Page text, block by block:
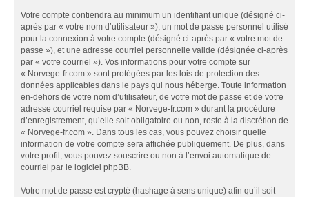
Votre compte contiendra au minimum un identifiant unique (désigné ci-
après par « votre nom d’utilisateur »), un mot de passe personnel utilisé
pour la connexion à votre compte (désigné ci-après par « votre mot de
passe »), et une adresse courriel personnelle valide (désignée ci-après
par « votre courriel »). Vos informations pour votre compte sur
« Norvege-fr.com » sont protégées par les lois de protection des
données applicables dans le pays qui nous héberge. Toute information
en-dehors de votre nom d’utilisateur, de votre mot de passe et de votre
adresse courriel requise par « Norvege-fr.com » durant la procédure
d’enregistrement, qu’elle soit obligatoire ou non, reste à la discrétion de
« Norvege-fr.com ». Dans tous les cas, vous pouvez choisir quelle
information de votre compte sera affichée publiquement. De plus, dans
votre profil, vous pouvez souscrire ou non à l’envoi automatique de
courriel par le logiciel phpBB.
Votre mot de passe est crypté (hashage à sens unique) afin qu’il soit